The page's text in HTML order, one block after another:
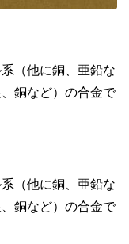
（他に銅、亜鉛な
銅など）の合金で
（他に銅、亜鉛な
銅など）の合金で